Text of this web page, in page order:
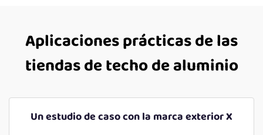
Aplicaciones prácticas de las
tiendas de techo de aluminio
Un estudio de caso con la marca exterior X